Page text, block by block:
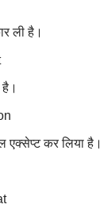
ली है।
एक्सेप्ट कर लिया है।